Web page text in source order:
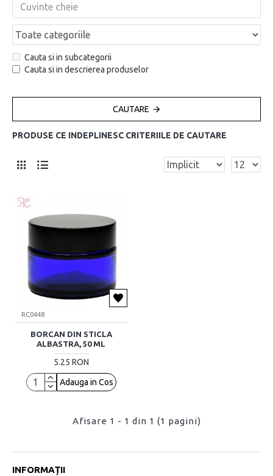
Cauta si in subcategorii
Cauta si in descrierea produselor
CAUTARE
PRODUSE CE INDEPLINESC CRITERIILE DE CAUTARE
RC0448
BORCAN DIN STICLA
ALBASTRA, 50 ML
5.25 RON
Adauga in Cos
Afisare 1 - 1 din 1 (1 pagini)
INFORMAȚII